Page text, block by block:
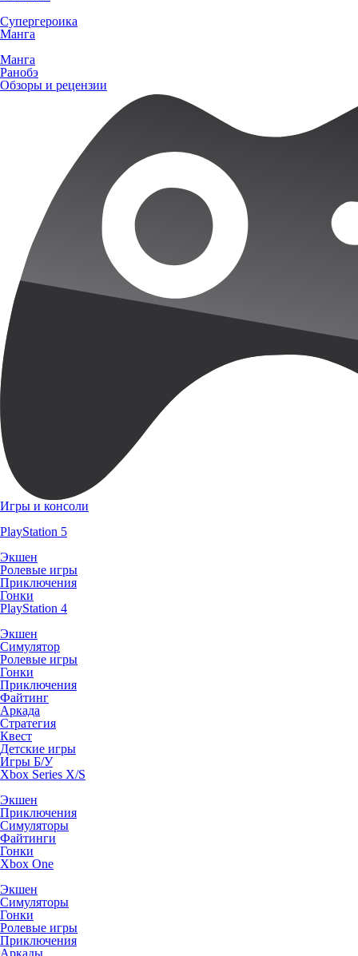
Супергероика
Манга
Манга
Ранобэ
Обзоры и рецензии
Игры и консоли
PlayStation 5
Экшен
Ролевые игры
Приключения
Гонки
PlayStation 4
Экшен
Симулятор
Ролевые игры
Гонки
Приключения
Файтинг
Аркада
Стратегия
Квест
Детские игры
Игры Б/У
Xbox Series X/S
Экшен
Приключения
Симуляторы
Файтинги
Гонки
Xbox One
Экшен
Симуляторы
Гонки
Ролевые игры
Приключения
Аркады